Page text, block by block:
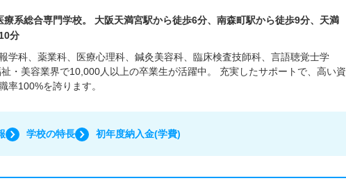
療系総合専門学校。 大阪天満宮駅から徒歩6分、南森町駅から徒歩9分、天満
分
学科、薬業科、医療心理科、鍼灸美容科、臨床検査技師科、言語聴覚士学
・美容業界で10,000人以上の卒業生が活躍中。 充実したサポートで、高い資
率100%を誇ります。
学校の特長 初年度納入金(学費)